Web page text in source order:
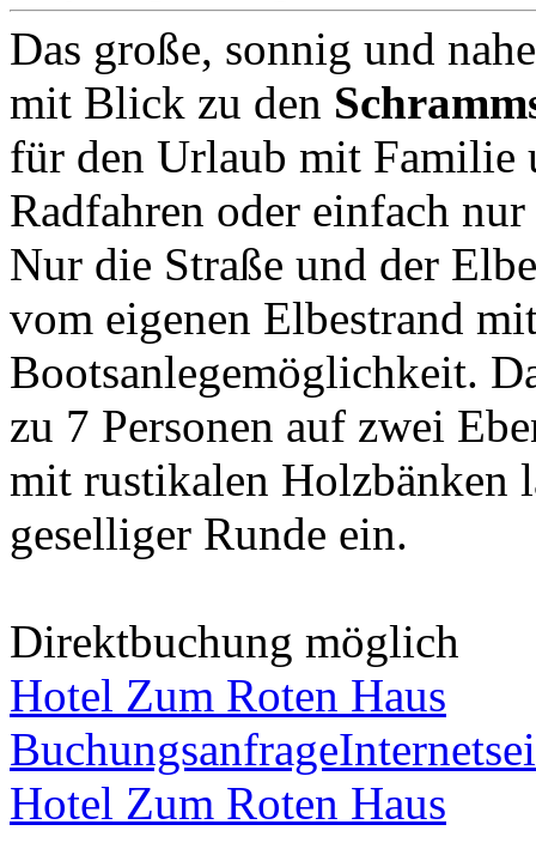
Das große, sonnig und
mit Blick zu den
für den Urlaub mit Familie
Radfahren oder einfach
Nur die Straße und der
vom eigenen Elbestrand
Bootsanlegemöglichkeit.
zu 7 Personen auf zwei
mit rustikalen Holzbänken
geselliger Runde ein.
Direktbuchung möglich
Hotel Zum Roten Haus
Buchungsanfrage
Hotel Zum Roten Haus